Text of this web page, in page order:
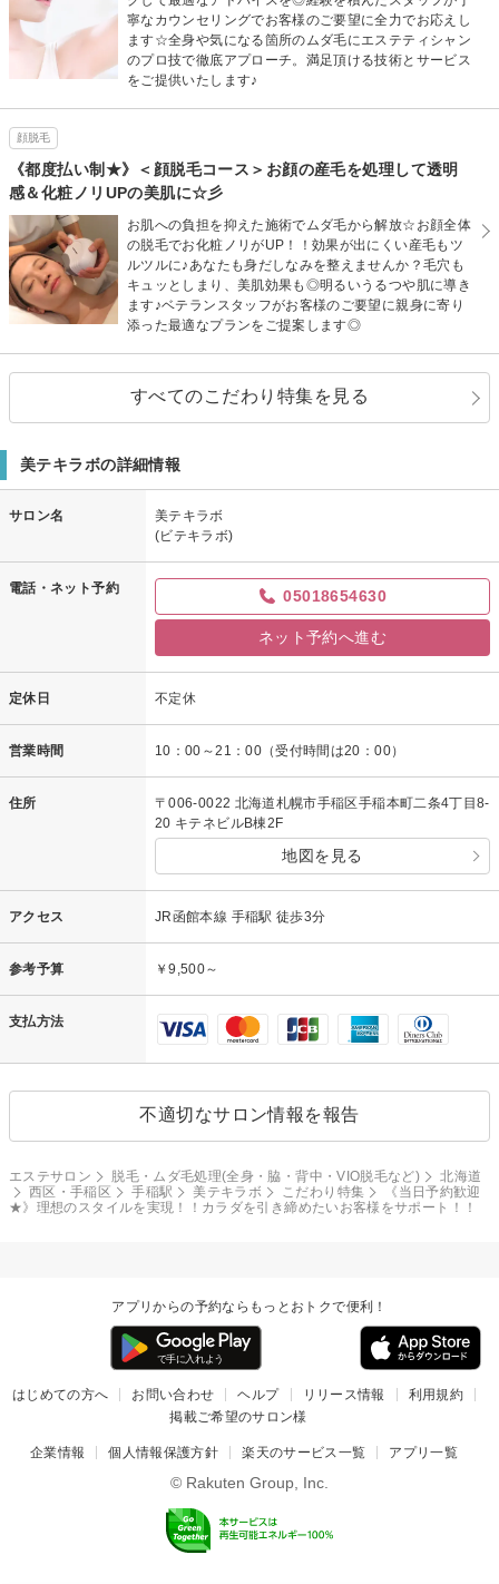
寧なカウンセリングでお客様のご要望に全力でお応えし
ます☆全身や気になる箇所のムダ毛にエステティシャン
のプロ技で徹底アプローチ。満足頂ける技術とサービス
をご提供いたします♪
顔脱毛
《都度払い制★》＜顔脱毛コース＞お顔の産毛を処理して透明
感＆化粧ノリUPの美肌に☆彡
お肌への負担を抑えた施術でムダ毛から解放☆お顔全体
の脱毛でお化粧ノリがUP！！効果が出にくい産毛もツ
ルツルに♪あなたも身だしなみを整えませんか？毛穴も
キュッとしまり、美肌効果も◎明るいうるつや肌に導き
ます♪ベテランスタッフがお客様のご要望に親身に寄り
添った最適なプランをご提案します◎
すべてのこだわり特集を見る
美テキラボの詳細情報
サロン名
美テキラボ
(ビテキラボ)
電話・ネット予約 05018654630
ネット予約へ進む
定休日 不定休
営業時間 10：00～21：00（受付時間は20：00）
住所
〒006-0022 北海道札幌市手稲区手稲本町二条4丁目8-
20 キテネビルB棟2F
地図を見る
アクセス JR函館本線 手稲駅 徒歩3分
参考予算 ￥9,500～
支払方法
不適切なサロン情報を報告
エステサロン 脱毛・ムダ毛処理(全身・脇・背中・VIO脱毛など)
北海道
西区・手稲区
手稲駅 美テキラボ こだわり特集
《当日予約歓迎
★》理想のスタイルを実現！！カラダを引き締めたいお客様をサポート！！
アプリからの予約ならもっとおトクで便利！
はじめての方へ お問い合わせ ヘルプ リリース情報
利用規約
掲載ご希望のサロン様
企業情報 個人情報保護方針 楽天のサービス一覧 アプリ一覧
© Rakuten Group, Inc.